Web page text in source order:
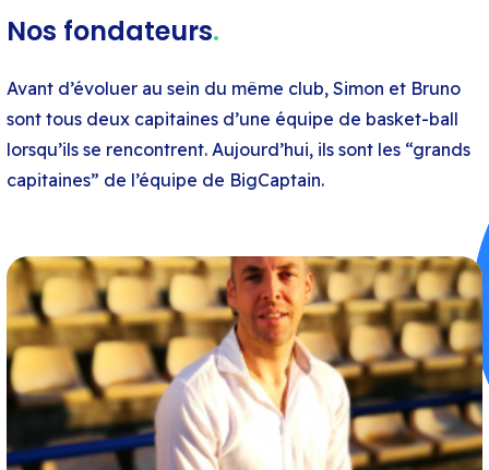
Nos fondateurs.
Avant d’évoluer au sein du même club, Simon et Bruno
sont tous deux capitaines d’une équipe de basket-ball
lorsqu’ils se rencontrent. Aujourd’hui, ils sont les “grands
capitaines” de l’équipe de BigCaptain.